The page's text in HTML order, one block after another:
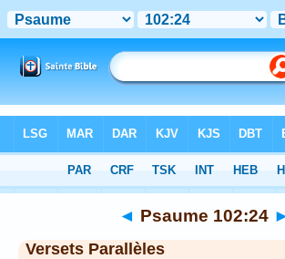
Chapitre 102 > Verset 24
◄ Psaume 102:24
Versets Parallèles